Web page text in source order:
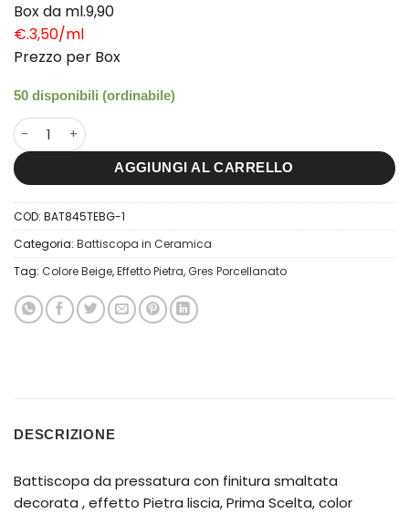
Box da ml.9,90
€.3,50/ml
Prezzo per Box
50 disponibili (ordinabile)
8×45 Battiscopa Tecno Beige quantità
AGGIUNGI AL CARRELLO
COD: BAT845TEBG-1
Categoria: Battiscopa in Ceramica
Tag: Colore Beige,Effetto Pietra, Gres Porcellanato
DESCRIZIONE
Battiscopa da pressatura con finitura smaltata
decorata , effetto Pietra liscia, Prima Scelta, color